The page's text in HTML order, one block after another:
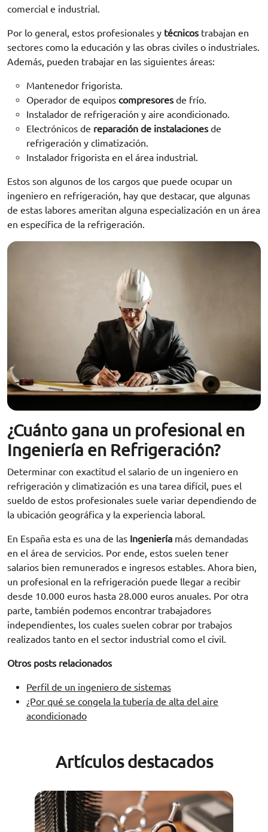
comercial e industrial.
Por lo general, estos profesionales y técnicos trabajan en
sectores como la educación y las obras civiles o industriales.
Además, pueden trabajar en las siguientes áreas:
Mantenedor frigorista.
Operador de equipos compresores de frío.
Instalador de refrigeración y aire acondicionado.
Electrónicos de reparación de instalaciones de
refrigeración y climatización.
Instalador frigorista en el área industrial.
Estos son algunos de los cargos que puede ocupar un
ingeniero en refrigeración, hay que destacar, que algunas
de estas labores ameritan alguna especialización en un área
en específica de la refrigeración.
¿Cuánto gana un profesional en
Ingeniería en Refrigeración?
Determinar con exactitud el salario de un ingeniero en
refrigeración y climatización es una tarea difícil, pues el
sueldo de estos profesionales suele variar dependiendo de
la ubicación geográfica y la experiencia laboral.
En España esta es una de las Ingeniería más demandadas
en el área de servicios. Por ende, estos suelen tener
salarios bien remunerados e ingresos estables. Ahora bien,
un profesional en la refrigeración puede llegar a recibir
desde 10.000 euros hasta 28.000 euros anuales. Por otra
parte, también podemos encontrar trabajadores
independientes, los cuales suelen cobrar por trabajos
realizados tanto en el sector industrial como el civil.
Otros posts relacionados
Perfil de un ingeniero de sistemas
¿Por qué se congela la tubería de alta del aire
acondicionado
Artículos destacados